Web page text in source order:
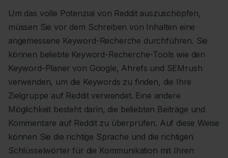
Um das volle Potenzial von Reddit auszuschöpfen,
müssen Sie vor dem Schreiben von Inhalten eine
angemessene Keyword-Recherche durchführen. Sie
können beliebte Keyword-Recherche-Tools wie den
Keyword-Planer von Google, Ahrefs und SEMrush
verwenden, um die Keywords zu finden, die Ihre
Zielgruppe auf Reddit verwendet. Eine andere
Möglichkeit besteht darin, die beliebten Beiträge und
Kommentare auf Reddit zu überprüfen. Auf diese Weise
können Sie die richtige Sprache und die richtigen
Schlüsselwörter für die Kommunikation mit Ihren